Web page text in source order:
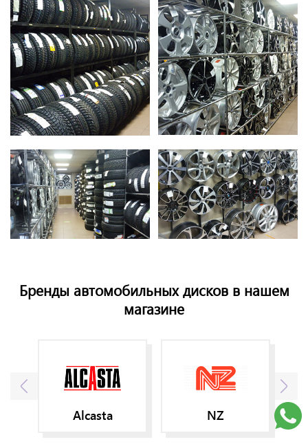
Бренды автомобильных дисков в нашем
магазине
Alcasta NZ